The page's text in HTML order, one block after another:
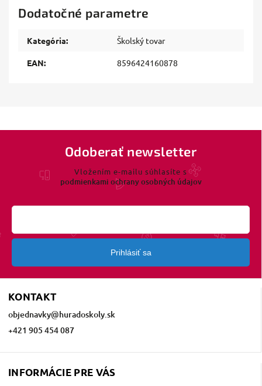
Dodatočné parametre
Kategória: Školský tovar
EAN: 8596424160878
KONTAKT
objednavky@huradoskoly.sk
+421 905 454 087
INFORMÁCIE PRE VÁS
Odoberať newsletter
Vložením e-mailu súhlasíte s
podmienkami ochrany osobných údajov
Prihlásiť sa